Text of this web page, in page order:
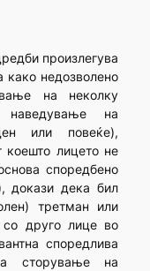
произлегува
како недозволено
на неколку
на
или повеќе),
коешто лицето не
споредбено
докази дека бил
третман или
со друго лице во
споредлива
сторување на